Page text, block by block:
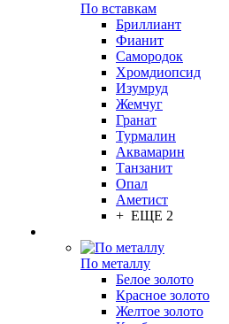
По вставкам
Бриллиант
Фианит
Самородок
Хромдиопсид
Изумруд
Жемчуг
Гранат
Турмалин
Аквамарин
Танзанит
Опал
Аметист
+ ЕЩЕ 2
По металлу
Белое золото
Красное золото
Желтое золото